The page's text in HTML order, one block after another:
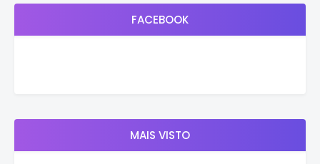
FACEBOOK
MAIS VISTO